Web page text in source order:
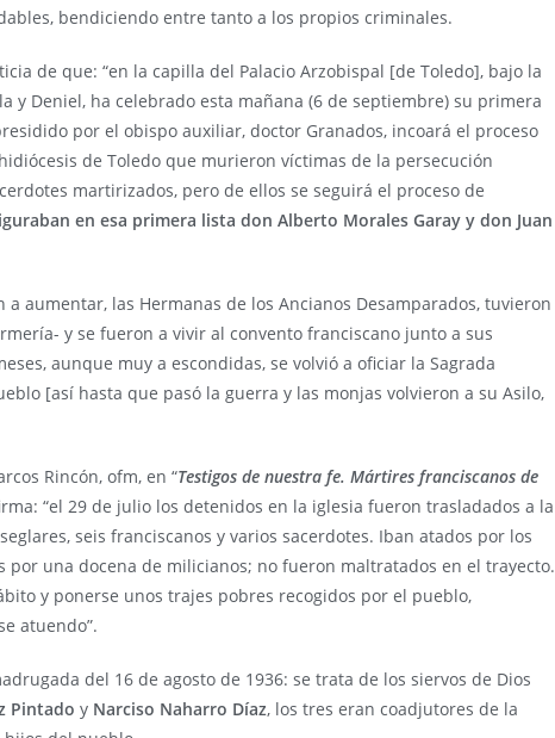
bendiciendo entre tanto a los propios criminales.
de que: “en la capilla del Palacio Arzobispal [de Toledo], bajo la
y Deniel, ha celebrado esta mañana (6 de septiembre) su primera
por el obispo auxiliar, doctor Granados, incoará el proceso
de Toledo que murieron víctimas de la persecución
martirizados, pero de ellos se seguirá el proceso de
en esa primera lista don Alberto Morales Garay y don Juan
aumentar, las Hermanas de los Ancianos Desamparados, tuvieron
y se fueron a vivir al convento franciscano junto a sus
aunque muy a escondidas, se volvió a oficiar la Sagrada
[así hasta que pasó la guerra y las monjas volvieron a su Asilo,
Rincón, ofm, en “Testigos de nuestra fe. Mártires franciscanos de
“el 29 de julio los detenidos en la iglesia fueron trasladados a la
seis franciscanos y varios sacerdotes. Iban atados por los
por una docena de milicianos; no fueron maltratados en el trayecto.
y ponerse unos trajes pobres recogidos por el pueblo,
atuendo”.
del 16 de agosto de 1936: se trata de los siervos de Dios
Pintado y Narciso Naharro Díaz, los tres eran coadjutores de la